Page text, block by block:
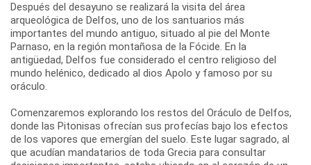
Después del desayuno se realizará la visita del área
arqueológica de Delfos, uno de los santuarios más
importantes del mundo antiguo, situado al pie del Monte
Parnaso, en la región montañosa de la Fócide. En la
antigüedad, Delfos fue considerado el centro religioso del
mundo helénico, dedicado al dios Apolo y famoso por su
oráculo.
Comenzaremos explorando los restos del Oráculo de Delfos,
donde las Pitonisas ofrecían sus profecías bajo los efectos
de los vapores que emergían del suelo. Este lugar sagrado, al
que acudían mandatarios de toda Grecia para consultar